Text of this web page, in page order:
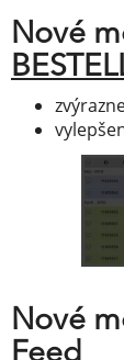
Nové
Nové